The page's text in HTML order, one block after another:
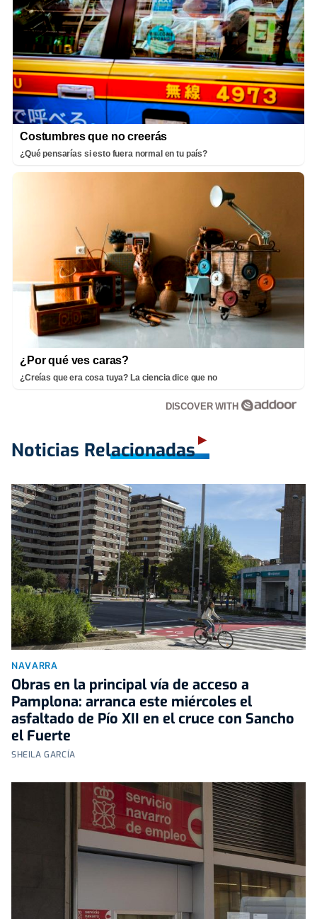
Costumbres que no creerás
¿Qué pensarías si esto fuera normal en tu país?
¿Por qué ves caras?
¿Creías que era cosa tuya? La ciencia dice que no
DISCOVER WITH
Noticias Relacionadas
NAVARRA
Obras en la principal vía de acceso a
Pamplona: arranca este miércoles el
asfaltado de Pío XII en el cruce con Sancho
el Fuerte
SHEILA GARCÍA